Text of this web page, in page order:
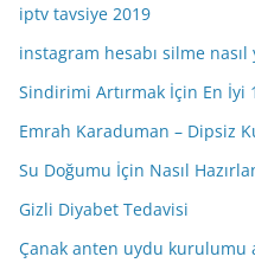
iptv tavsiye 2019
instagram hesabı silme nasıl
Sindirimi Artırmak İçin En İyi
Emrah Karaduman – Dipsiz
Su Doğumu İçin Nasıl
Gizli Diyabet Tedavisi
Çanak anten uydu kurulumu